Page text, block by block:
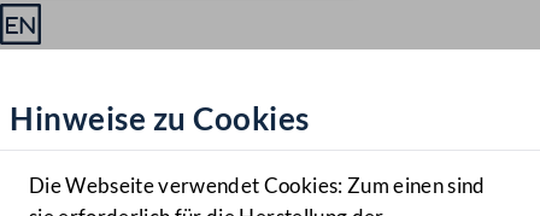
Hilfe
Benutzer
Hinweise zu Cookies
Die Webseite verwendet Cookies: Zum einen sind